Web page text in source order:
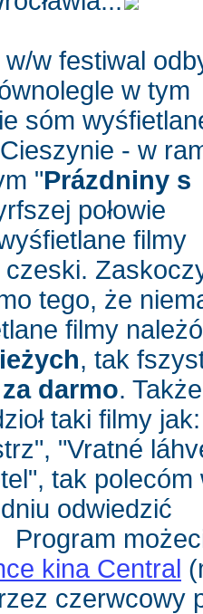
w festiwal
w tym
sóm
- w
"Prázdniny s
połowie
filmy
tego, że
filmy
, tak
za darmo.
taki filmy
"Vratné
tak polecóm
odwiedzić
Program
kina Central
czerwcowy